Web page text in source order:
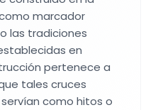
marcador
las tradiciones
en
pertenece a
tales cruces
como hitos o